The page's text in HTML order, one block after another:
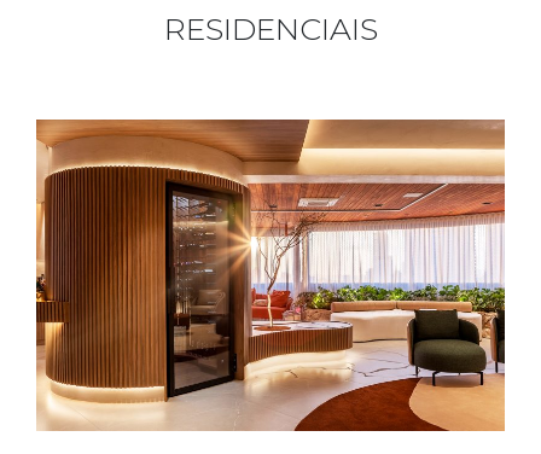
RESIDENCIAIS